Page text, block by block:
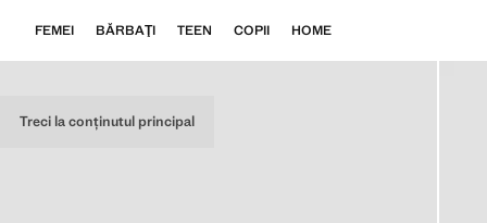
Treci la conținutul principal
FEMEI BĂRBAŢI TEEN COPII HOME